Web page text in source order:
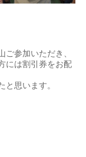
参加いただき、
には割引券をお配
と思います。